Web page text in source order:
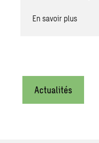
En savoir plus
Actualités